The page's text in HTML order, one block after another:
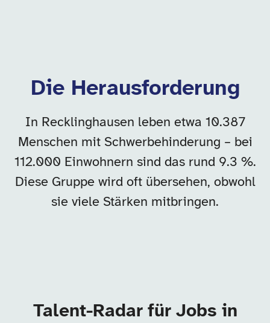
Die Herausforderung
In Recklinghausen leben etwa 10.387
Menschen mit Schwerbehinderung – bei
112.000 Einwohnern sind das rund 9.3 %.
Diese Gruppe wird oft übersehen, obwohl
sie viele Stärken mitbringen.
Talent-Radar für Jobs in